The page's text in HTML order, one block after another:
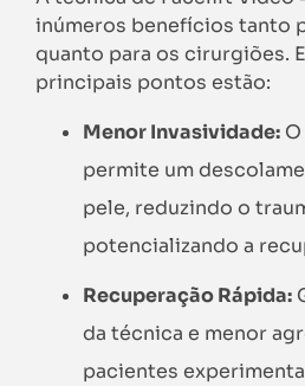
inúmeros benefícios tanto
quanto para os cirurgiões.
principais pontos estão:
Menor Invasividade:
permite um
pele, reduzindo o
potencializando a
Recuperação Rápida:
da técnica e menor
pacientes